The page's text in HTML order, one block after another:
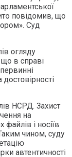
повідомив, що
Суд
огляду
що в справі
НСРД. Захист
на
і носіїв
чином, суду
автентичності